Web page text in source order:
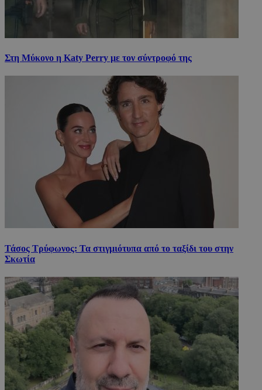
Στη Μύκονο η Katy Perry με τον σύντροφό της
Τάσος Τρύφωνος: Τα στιγμιότυπα από το ταξίδι του στην
Σκωτία